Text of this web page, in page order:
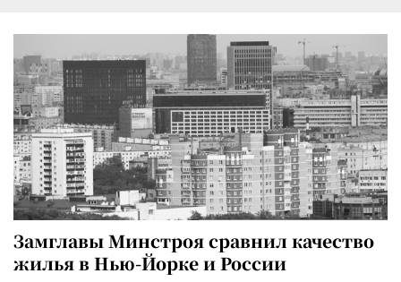
Замглавы Минстроя сравнил качество
жилья в Нью-Йорке и России